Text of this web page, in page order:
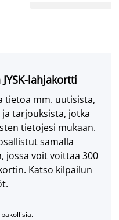
lahjakortti
tietoa mm. uutisista,
tarjouksista, jotka
tietojesi mukaan.
samalla
jossa voit voittaa 300
Katso kilpailun